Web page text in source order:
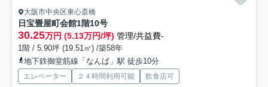
大阪市中央区東心斎橋
日宝畳屋町会館1階10号
30.25万円 (5.13万円/坪) 管理/共益費-
1階 / 5.90坪 (19.51㎡) /築58年
地下鉄御堂筋線「なんば」駅 徒歩10分
エレベーター ２４時間利用可能 飲食店可